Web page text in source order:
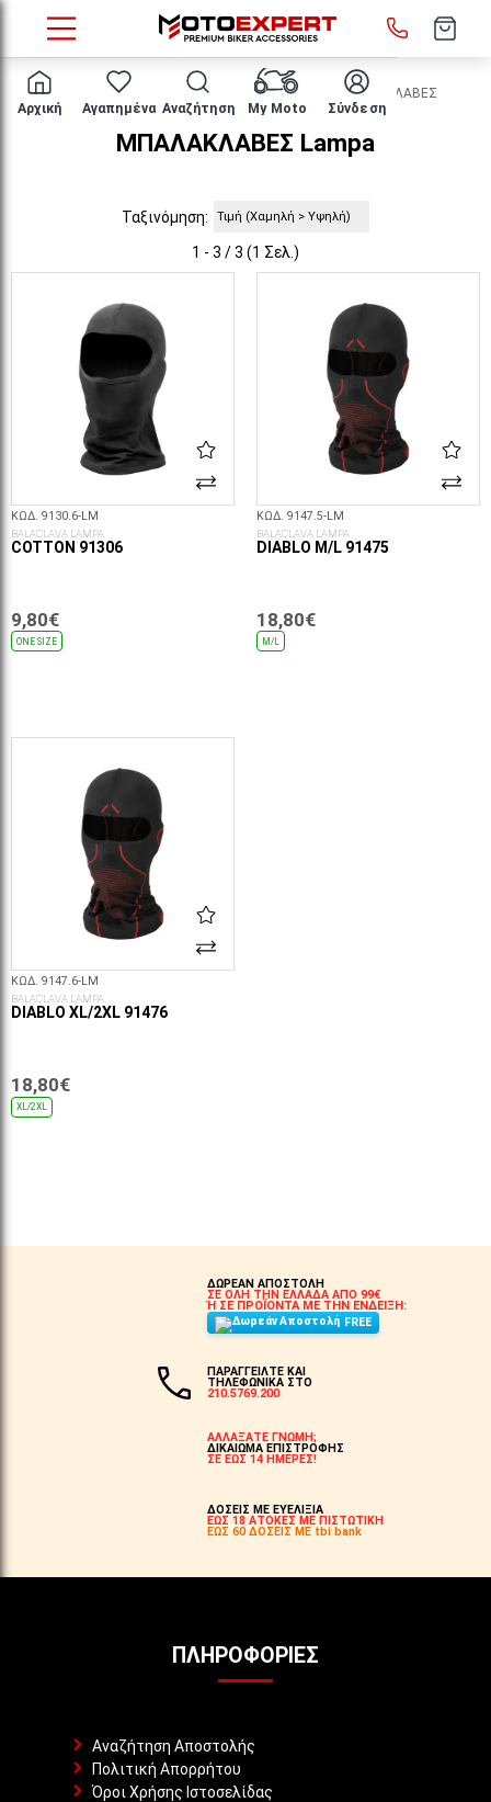
Αρχική Αγαπημένα Αναζήτηση My Moto Σύνδεση
ΕΝΔΥΣΗ ΑΝΑΒΑΤΗ ΙΣΟΘΕΡΜΙΚΑ ΜΠΑΛΑΚΛΑΒΕΣ
ΜΠΑΛΑΚΛΑΒΕΣ Lampa
Ταξινόμηση:
1 - 3 / 3 (1 Σελ.)
ΚΩΔ. 9130.6-LM
BALACLAVA LAMPA
COTTON 91306
9,80€
ONE SIZE
ΚΩΔ. 9147.5-LM
BALACLAVA LAMPA
DIABLO M/L 91475
18,80€
M/L
ΚΩΔ. 9147.6-LM
BALACLAVA LAMPA
DIABLO XL/2XL 91476
18,80€
XL/2XL
ΔΩΡΕΑΝ ΑΠΟΣΤΟΛΗ
ΣΕ ΟΛΗ ΤΗΝ ΕΛΛΑΔΑ ΑΠΟ 99€
Ή ΣΕ ΠΡΟΪΟΝΤΑ ΜΕ ΤΗΝ ΕΝΔΕΙΞΗ:
FREE
ΠΑΡΑΓΓΕΙΛΤΕ ΚΑΙ
ΤΗΛΕΦΩΝΙΚΑ ΣΤΟ
210.5769.200
ΑΛΛΑΞΑΤΕ ΓΝΩΜΗ;
ΔΙΚΑΙΩΜΑ ΕΠΙΣΤΡΟΦΗΣ
ΣΕ ΕΩΣ 14 ΗΜΕΡΕΣ!
ΔΟΣΕΙΣ ΜΕ ΕΥΕΛΙΞΙΑ
ΕΩΣ 18 ΑΤΟΚΕΣ ΜΕ ΠΙΣΤΩΤΙΚΗ
ΕΩΣ 60 ΔΟΣΕΙΣ ΜΕ tbi bank
ΠΛΗΡΟΦΟΡΊΕΣ
Αναζήτηση Αποστολής
Πολιτική Απορρήτου
Όροι Χρήσης Ιστοσελίδας